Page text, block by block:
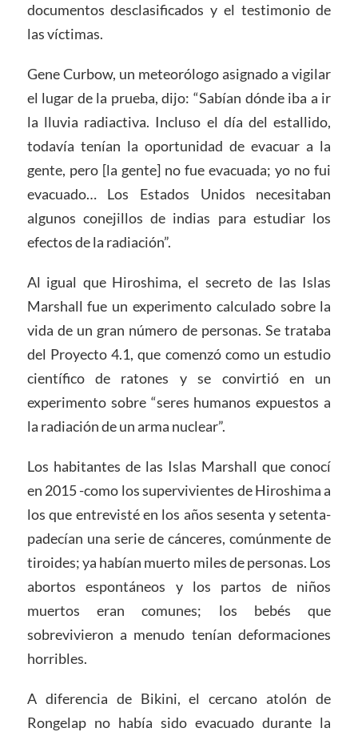
documentos desclasificados y el testimonio de
las víctimas.
Gene Curbow, un meteorólogo asignado a vigilar
el lugar de la prueba, dijo: “Sabían dónde iba a ir
la lluvia radiactiva. Incluso el día del estallido,
todavía tenían la oportunidad de evacuar a la
gente, pero [la gente] no fue evacuada; yo no fui
evacuado… Los Estados Unidos necesitaban
algunos conejillos de indias para estudiar los
efectos de la radiación”.
Al igual que Hiroshima, el secreto de las Islas
Marshall fue un experimento calculado sobre la
vida de un gran número de personas. Se trataba
del Proyecto 4.1, que comenzó como un estudio
científico de ratones y se convirtió en un
experimento sobre “seres humanos expuestos a
la radiación de un arma nuclear”.
Los habitantes de las Islas Marshall que conocí
en 2015 -como los supervivientes de Hiroshima a
los que entrevisté en los años sesenta y setenta-
padecían una serie de cánceres, comúnmente de
tiroides; ya habían muerto miles de personas. Los
abortos espontáneos y los partos de niños
muertos eran comunes; los bebés que
sobrevivieron a menudo tenían deformaciones
horribles.
A diferencia de Bikini, el cercano atolón de
Rongelap no había sido evacuado durante la